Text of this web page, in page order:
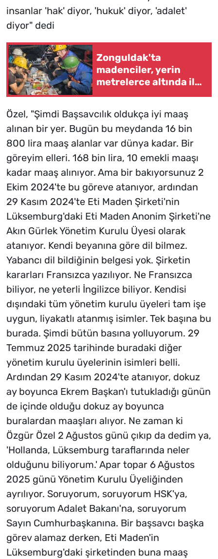
insanlar 'hak' diyor, 'hukuk' diyor, 'adalet'
diyor" dedi
Zonguldak'ta
madenciler, yerin
metrelerce altında ilk
sahurunu yaptı
Özel, "Şimdi Başsavcılık oldukça iyi maaş
alınan bir yer. Bugün bu meydanda 16 bin
800 lira maaş alanlar var dünya kadar. Bir
göreyim elleri. 168 bin lira, 10 emekli maaşı
kadar maaş alınıyor. Ama bir bakıyorsunuz 2
Ekim 2024'te bu göreve atanıyor, ardından
29 Kasım 2024'te Eti Maden Şirketi'nin
Lüksemburg'daki Eti Maden Anonim Şirketi'ne
Akın Gürlek Yönetim Kurulu Üyesi olarak
atanıyor. Kendi beyanına göre dil bilmez.
Yabancı dil bildiğinin belgesi yok. Şirketin
kararları Fransızca yazılıyor. Ne Fransızca
biliyor, ne yeterli İngilizce biliyor. Kendisi
dışındaki tüm yönetim kurulu üyeleri tam işe
uygun, liyakatlı atanmış isimler. Tek başına bu
burada. Şimdi bütün basına yolluyorum. 29
Temmuz 2025 tarihinde buradaki diğer
yönetim kurulu üyelerinin isimleri belli.
Ardından 29 Kasım 2024'te atanıyor, dokuz
ay boyunca Ekrem Başkan'ı tutukladığı günün
de içinde olduğu dokuz ay boyunca
buralardan maaşları alıyor. Ne zaman ki
Özgür Özel 2 Ağustos günü çıkıp da dedim ya,
'Hollanda, Lüksemburg taraflarında neler
olduğunu biliyorum.' Apar topar 6 Ağustos
2025 günü Yönetim Kurulu Üyeliğinden
ayrılıyor. Soruyorum, soruyorum HSK'ya,
soruyorum Adalet Bakanı'na, soruyorum
Sayın Cumhurbaşkanına. Bir başsavcı başka
görev alamaz derken, Eti Maden'in
Lüksemburg'daki şirketinden buna maaş